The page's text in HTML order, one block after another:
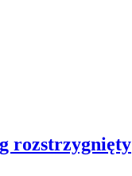
rozstrzygnięty